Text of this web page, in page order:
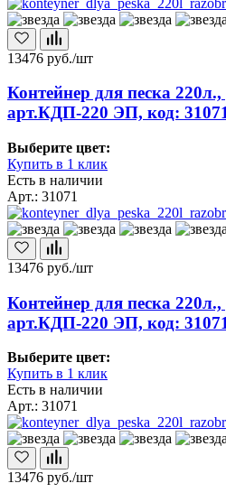
13476 руб./шт
Контейнер для песка
арт.КДП-220 ЭП, код:
Выберите цвет:
Купить в 1 клик
Есть в наличии
Арт.: 31071
13476 руб./шт
Контейнер для песка
арт.КДП-220 ЭП, код:
Выберите цвет:
Купить в 1 клик
Есть в наличии
Арт.: 31071
13476 руб./шт